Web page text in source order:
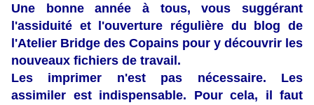
Une bonne année à tous, vous suggérant
l'assiduité et l'ouverture régulière du blog de
l'Atelier Bridge des Copains pour y découvrir les
nouveaux fichiers de travail.
Les imprimer n'est pas nécessaire. Les
assimiler est indispensable. Pour cela, il faut